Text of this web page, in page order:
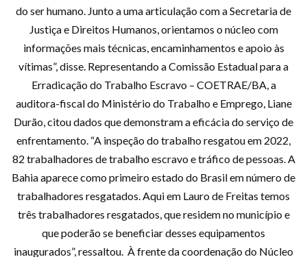
do ser humano. Junto a uma articulação com a Secretaria de
Justiça e Direitos Humanos, orientamos o núcleo com
informações mais técnicas, encaminhamentos e apoio às
vítimas”, disse. Representando a Comissão Estadual para a
Erradicação do Trabalho Escravo – COETRAE/BA, a
auditora-fiscal do Ministério do Trabalho e Emprego, Liane
Durão, citou dados que demonstram a eficácia do serviço de
enfrentamento. “A inspeção do trabalho resgatou em 2022,
82 trabalhadores de trabalho escravo e tráfico de pessoas. A
Bahia aparece como primeiro estado do Brasil em número de
trabalhadores resgatados. Aqui em Lauro de Freitas temos
três trabalhadores resgatados, que residem no município e
que poderão se beneficiar desses equipamentos
inaugurados”, ressaltou. À frente da coordenação do Núcleo